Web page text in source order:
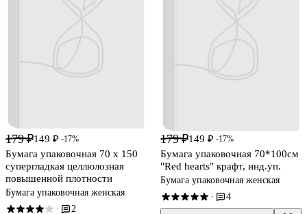
179 ₽149 ₽ -17%
Бумага упаковочная 70 х 150
супергладкая целлюлозная
повышенной плотности
Бумага упаковочная женская
· 2
179 ₽149 ₽ -17%
Бумага упаковочная 70*100см
"Red hearts" крафт, инд.уп.
Бумага упаковочная женская
· 4